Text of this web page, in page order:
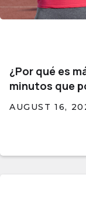
¿Por qué es
minutos que
AUGUST 16,